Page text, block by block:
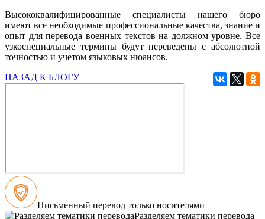
Высококвалифицированные специалисты нашего бюро
имеют все необходимые профессиональные качества, знание и
опыт для перевода военных текстов на должном уровне. Все
узкоспециальные термины будут переведены с абсолютной
точностью и учетом языковых нюансов.
НАЗАД К БЛОГУ
Письменный перевод только носителями
Разделяем тематики перевода